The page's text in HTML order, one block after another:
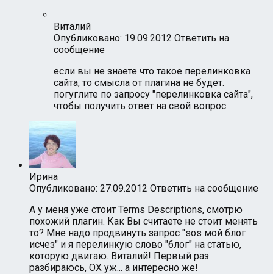
Виталий
Опубликовано: 19.09.2012 Ответить на
сообщение
если вы не знаете что такое перелинковка
сайта, то смысла от плагина не будет.
погуглите по запросу "перелинковка сайта",
чтобы получить ответ на свой вопрос
Ирина
Опубликовано: 27.09.2012 Ответить на сообщение
А у меня уже стоит Terms Descriptions, смотрю
похожий плагин. Как Вы считаете не стоит менять
то? Мне надо продвинуть запрос "sos мой блог
исчез" и я перелинкую слово "блог" на статью,
которую двигаю. Виталий! Первый раз
разбираюсь, ОХ уж... а интересно же!